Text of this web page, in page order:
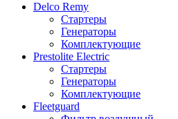
Delco Remy
Стартеры
Генераторы
Комплектующие
Prestolite Electric
Стартеры
Генераторы
Комплектующие
Fleetguard